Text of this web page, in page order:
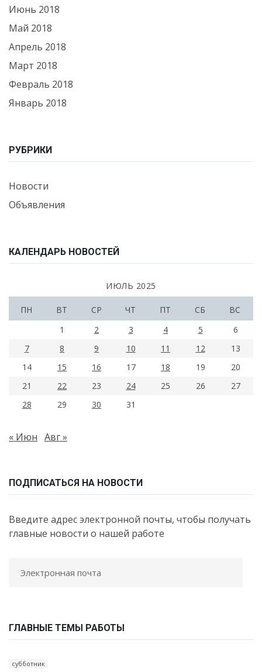
Июнь 2018
Май 2018
Апрель 2018
Март 2018
Февраль 2018
Январь 2018
РУБРИКИ
Новости
Объявления
КАЛЕНДАРЬ НОВОСТЕЙ
ИЮЛЬ 2025
ПН ВТ СР ЧТ ПТ СБ
ВС
1
2 3 4 5
6
7
8 9 10 11 12
13
14
15 16 17 18 19
20
21
22 23 24 25 26
27
28
29 30 31
« Июн Авг »
ПОДПИСАТЬСЯ НА НОВОСТИ
Введите адрес электронной почты, чтобы получать
главные новости о нашей работе
ГЛАВНЫЕ ТЕМЫ РАБОТЫ
субботник